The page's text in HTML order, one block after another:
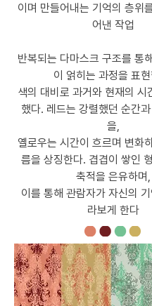
이며 만들어내는 기억의 층위
어낸 작업
반복되는 다마스크 구조를 통
이 얽히는 과정을 표
색의 대비로 과거와 현재의 시
했다. 레드는 강렬했던 순간
을,
옐로우는 시간이 흐르며 변화
름을 상징한다. 겹겹이 쌓인
축적을 은유하며,
이를 통해 관람자가 자신의
라보게 한다